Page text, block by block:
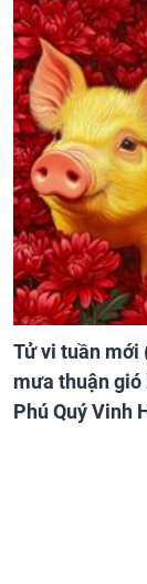
Tử vi tuần mới
mưa thuận gió
Phú Quý Vinh